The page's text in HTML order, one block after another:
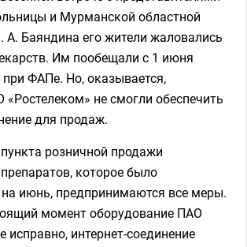
и Мурманской областной
Баяндина его жители жаловались
Им пообещали с 1 июня
ФАПе. Но, оказывается,
не смогли обеспечить
для продаж.
розничной продажи
которое было
июнь, предпринимаются все меры.
момент оборудование ПАО
исправно, интернет-соединение